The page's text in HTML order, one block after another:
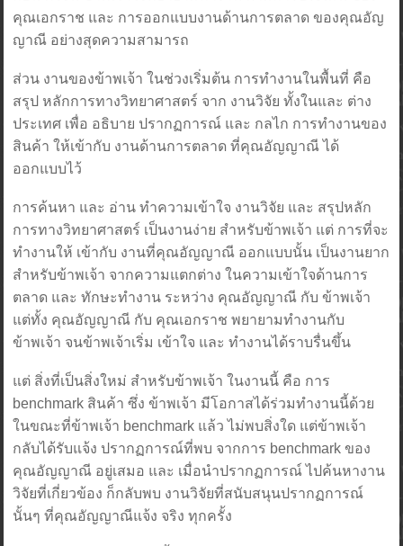
คุณเอกราช และ การออกแบบงานด้านการตลาด ของคุณอัญ
ญาณี อย่างสุดความสามารถ
ส่วน งานของข้าพเจ้า ในช่วงเริ่มต้น การทำงานในพื้นที่ คือ
สรุป หลักการทางวิทยาศาสตร์ จาก งานวิจัย ทั้งในและ ต่าง
ประเทศ เพื่อ อธิบาย ปรากฏการณ์ และ กลไก การทำงานของ
สินค้า ให้เข้ากับ งานด้านการตลาด ที่คุณอัญญาณี ได้
ออกแบบไว้
การค้นหา และ อ่าน ทำความเข้าใจ งานวิจัย และ สรุปหลัก
การทางวิทยาศาสตร์ เป็นงานง่าย สำหรับข้าพเจ้า แต่ การที่จะ
ทำงานให้ เข้ากับ งานที่คุณอัญญาณี ออกแบบนั้น เป็นงานยาก
สำหรับข้าพเจ้า จากความแตกต่าง ในความเข้าใจด้านการ
ตลาด และ ทักษะทำงาน ระหว่าง คุณอัญญาณี กับ ข้าพเจ้า
แต่ทั้ง คุณอัญญาณี กับ คุณเอกราช พยายามทำงานกับ
ข้าพเจ้า จนข้าพเจ้าเริ่ม เข้าใจ และ ทำงานได้ราบรื่นขึ้น
แต่ สิ่งที่เป็นสิ่งใหม่ สำหรับข้าพเจ้า ในงานนี้ คือ การ
benchmark สินค้า ซึ่ง ข้าพเจ้า มีโอกาสได้ร่วมทำงานนี้ด้วย
ในขณะที่ข้าพเจ้า benchmark แล้ว ไม่พบสิ่งใด แต่ข้าพเจ้า
กลับได้รับแจ้ง ปรากฏการณ์ที่พบ จากการ benchmark ของ
คุณอัญญาณี อยู่เสมอ และ เมื่อนำปรากฏการณ์ ไปค้นหางาน
วิจัยที่เกี่ยวข้อง ก็กลับพบ งานวิจัยที่สนับสนุนปรากฏการณ์
นั้นๆ ที่คุณอัญญาณีแจ้ง จริง ทุกครั้ง